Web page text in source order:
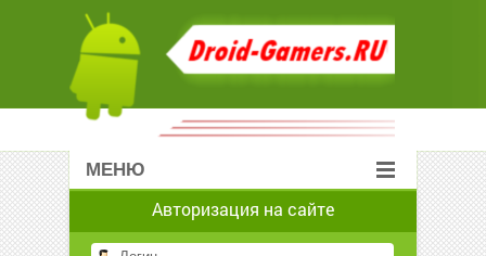
МЕНЮ
Авторизация на сайте